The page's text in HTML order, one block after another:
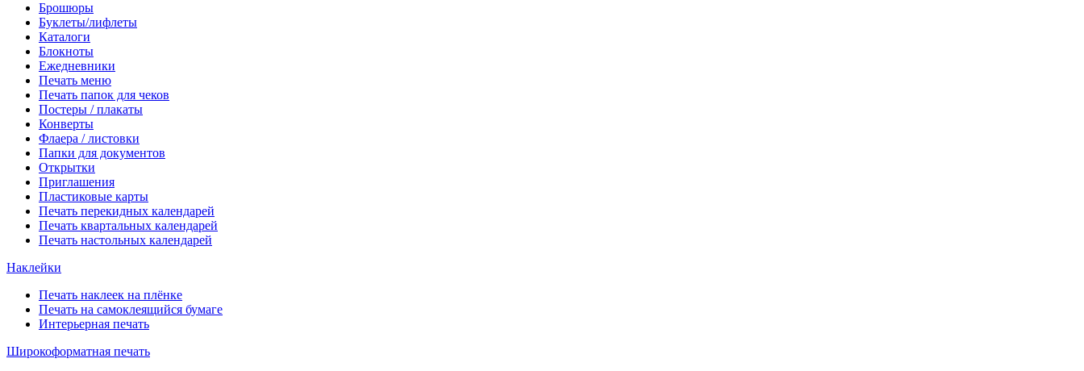
Брошюры
Буклеты/лифлеты
Каталоги
Блокноты
Ежедневники
Печать меню
Печать папок для чеков
Постеры / плакаты
Конверты
Флаера / листовки
Папки для документов
Открытки
Приглашения
Пластиковые карты
Печать перекидных календарей
Печать квартальных календарей
Печать настольных календарей
Наклейки
Печать наклеек на плёнке
Печать на самоклеящийся бумаге
Интерьерная печать
Широкоформатная печать